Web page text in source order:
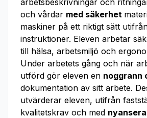
arbetsbeskrivningar och
och vårdar med säkerhet
maskiner på ett riktigt sätt
instruktioner. Eleven arbetar
till hälsa, arbetsmiljö och
Under arbetets gång och när
utförd gör eleven en noggrann
dokumentation av sitt arbete.
utvärderar eleven, utifrån
kvalitetskrav och med